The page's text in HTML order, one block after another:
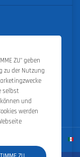
2019, 2020, 2021,
ZU" geben
zu der Nutzung
selbst
und
werden